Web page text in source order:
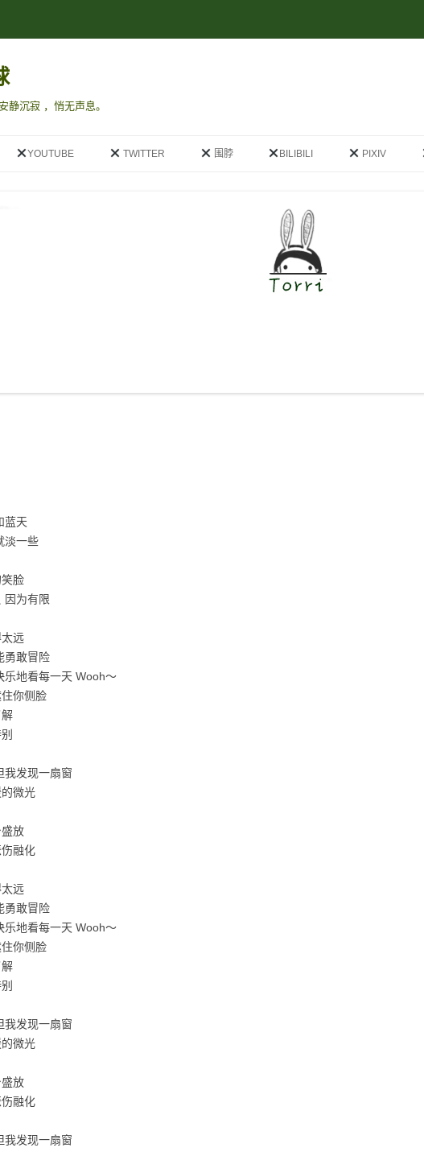
静沉寂 ，悄无声息。
至
YOUTUBE TWITTER 围脖 BILIBILI PIXIV
蓝天
淡一些
脸
因为有限
远
勇敢冒险
乐地看每一天 Wooh～
你侧脸
我发现一扇窗
微光
放
融化
远
勇敢冒险
乐地看每一天 Wooh～
你侧脸
我发现一扇窗
微光
放
融化
我发现一扇窗